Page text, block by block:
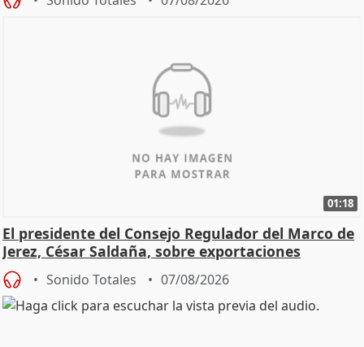
01:18
El presidente del Consejo Regulador del Marco de
Jerez, César Saldaña, sobre exportaciones
Sonido Totales 07/08/2026